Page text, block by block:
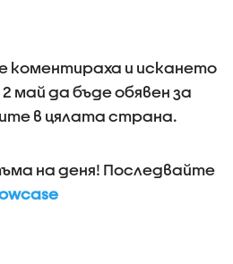
коментираха и искането
май да бъде обявен за
в цялата страна.
на деня! Последвайте